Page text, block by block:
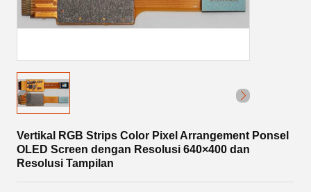
Vertikal RGB Strips Color Pixel Arrangement Ponsel
OLED Screen dengan Resolusi 640×400 dan
Resolusi Tampilan